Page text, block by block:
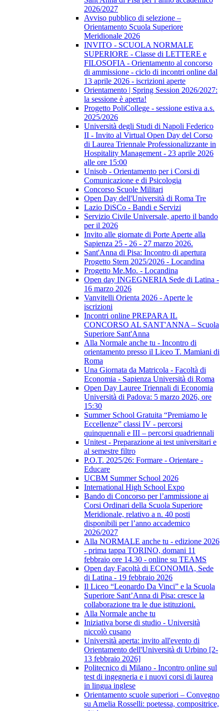
2026/2027
Avviso pubblico di selezione –
Orientamento Scuola Superiore
Meridionale 2026
INVITO - SCUOLA NORMALE
SUPERIORE - Classe di LETTERE e
FILOSOFIA - Orientamento al concorso
di ammissione - ciclo di incontri online dal
13 aprile 2026 - iscrizioni aperte
Orientamento | Spring Session 2026/2027:
la sessione è aperta!
Progetto PoliCollege - sessione estiva a.s.
2025/2026
Università degli Studi di Napoli Federico
II - Invito al Virtual Open Day del Corso
di Laurea Triennale Professionalizzante in
Hospitality Management - 23 aprile 2026
alle ore 15:00
Unisob - Orientamento per i Corsi di
Comunicazione e di Psicologia
Concorso Scuole Militari
Open Day dell'Università di Roma Tre
Lazio DiSCo - Bandi e Servizi
Servizio Civile Universale, aperto il bando
per il 2026
Invito alle giornate di Porte Aperte alla
Sapienza 25 - 26 - 27 marzo 2026.
Sant'Anna di Pisa: Incontro di apertura
Progetto Stem 2025/2026 - Locandina
Progetto Me.Mo. - Locandina
Open day INGEGNERIA Sede di Latina -
16 marzo 2026
Vanvitelli Orienta 2026 - Aperte le
iscrizioni
Incontri online PREPARA IL
CONCORSO AL SANT'ANNA – Scuola
Superiore Sant'Anna
Alla Normale anche tu - Incontro di
orientamento presso il Liceo T. Mamiani di
Roma
Una Giornata da Matricola - Facoltà di
Economia - Sapienza Università di Roma
Open Day Lauree Triennali di Economia
Università di Padova: 5 marzo 2026, ore
15:30
Summer School Gratuita “Premiamo le
Eccellenze” classi IV - percorsi
quinquennali e III – percorsi quadriennali
Unitest - Preparazione ai test universitari e
al semestre filtro
P.O.T. 2025/26: Formare - Orientare -
Educare
UCBM Summer School 2026
International High School Expo
Bando di Concorso per l’ammissione ai
Corsi Ordinari della Scuola Superiore
Meridionale, relativo a n. 40 posti
disponibili per l’anno accademico
2026/2027
Alla NORMALE anche tu - edizione 2026
- prima tappa TORINO, domani 11
febbraio ore 14.30 - online su TEAMS
Open day Facoltà di ECONOMIA, Sede
di Latina - 19 febbraio 2026
Il Liceo “Leonardo Da Vinci” e la Scuola
Superiore Sant’Anna di Pisa: cresce la
collaborazione tra le due istituzioni.
Alla Normale anche tu
Iniziativa borse di studio - Università
niccolò cusano
Università aperta: invito all'evento di
Orientamento dell'Università di Urbino [2-
13 febbraio 2026]
Politecnico di Milano - Incontro online sul
test di ingegneria e i nuovi corsi di laurea
in lingua inglese
Orientamento scuole superiori – Convegno
su Amelia Rosselli: poetessa, compositrice,